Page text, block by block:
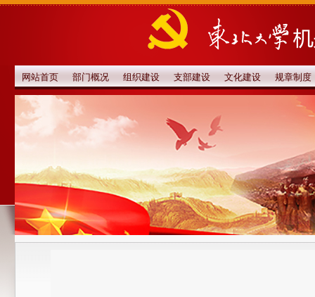
网站首页 部门概况 组织建设 支部建设 文化建设 规章制度